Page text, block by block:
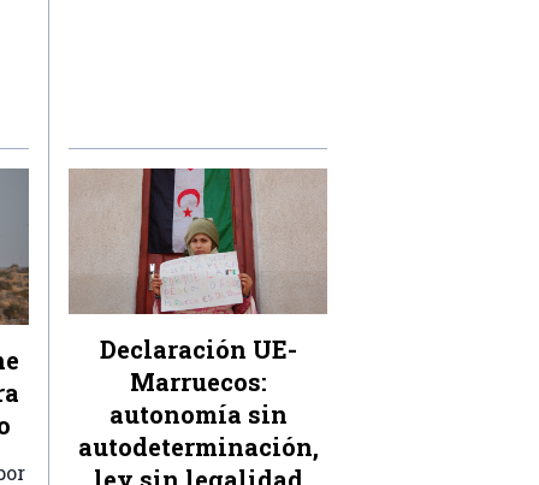
Declaración UE-
Marruecos:
autonomía sin
autodeterminación,
ley sin legalidad